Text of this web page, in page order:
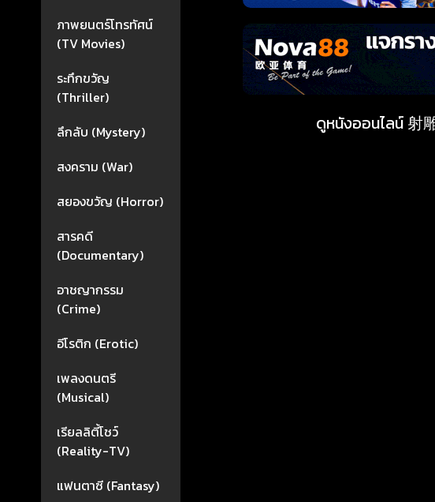
ภาพยนตร์โทรทัศน์
(TV Movies)
ระทึกขวัญ
(Thriller)
ลึกลับ (Mystery)
สงคราม (War)
สยองขวัญ (Horror)
สารคดี
(Documentary)
อาชญากรรม
(Crime)
อีโรติก (Erotic)
เพลงดนตรี
(Musical)
เรียลลิตี้โชว์
(Reality-TV)
แฟนตาซี (Fantasy)
ดูหนังออนไลน์ 射